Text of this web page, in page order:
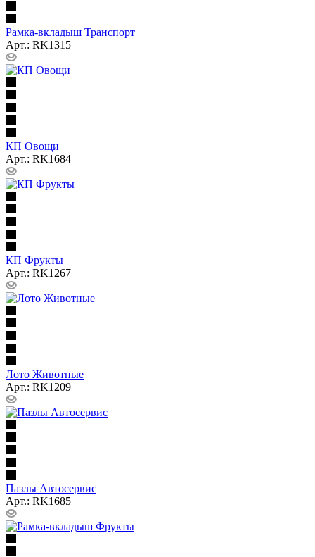
Рамка-вкладыш Транспорт
Арт.: RK1315
КП Овощи
Арт.: RK1684
КП Фрукты
Арт.: RK1267
Лото Животные
Арт.: RK1209
Пазлы Автосервис
Арт.: RK1685